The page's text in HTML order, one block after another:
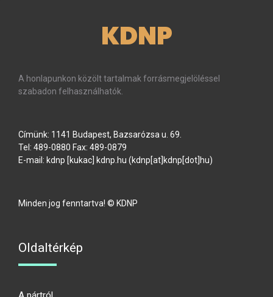
KDNP
A honlapunkon közölt tartalmak forrásmegjelöléssel
szabadon felhasználhatók.
Címünk: 1141 Budapest, Bazsarózsa u. 69.
Tel: 489-0880 Fax: 489-0879
E-mail: kdnp [kukac] kdnp.hu (kdnp[at]kdnp[dot]hu)
Minden jog fenntartva! © KDNP
Oldaltérkép